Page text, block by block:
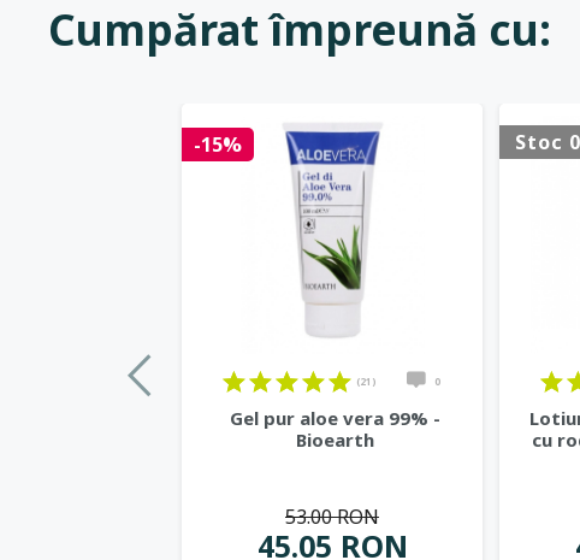
Cumpărat împreună cu:
-15%
(21) 0
Gel pur aloe vera 99% -
Bioearth
45.05 RON
53.00 RON
Stoc 0
cu